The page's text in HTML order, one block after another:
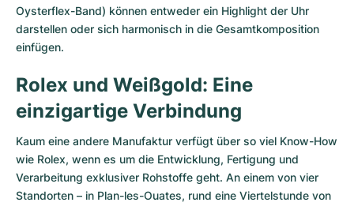
Oysterflex-Band) können entweder ein Highlight der Uhr
darstellen oder sich harmonisch in die Gesamtkomposition
einfügen.
Rolex und Weißgold: Eine
einzigartige Verbindung
Kaum eine andere Manufaktur verfügt über so viel Know-How
wie Rolex, wenn es um die Entwicklung, Fertigung und
Verarbeitung exklusiver Rohstoffe geht. An einem von vier
Standorten – in Plan-les-Ouates, rund eine Viertelstunde von